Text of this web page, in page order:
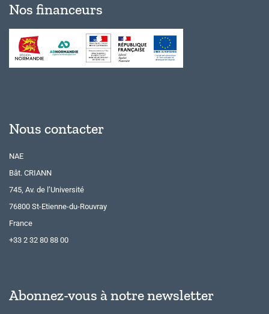
Nos financeurs
Nous contacter
NAE
Bât. CRIANN
745, Av. de l’Université
76800 St-Etienne-du-Rouvray
France
+33 2 32 80 88 00
Abonnez-vous à notre newsletter